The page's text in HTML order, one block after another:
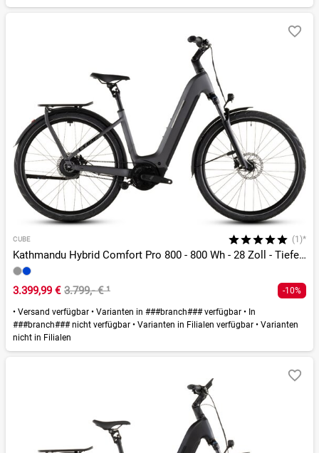
CUBE (1)*
Kathmandu Hybrid Comfort Pro 800 - 800 Wh - 28 Zoll - Tiefeinsteiger - 2026
3.399,99 € 3.799,- €¹ -10%
• Versand verfügbar • Varianten in ###branch### verfügbar • In
###branch### nicht verfügbar • Varianten in Filialen verfügbar • Varianten
nicht in Filialen